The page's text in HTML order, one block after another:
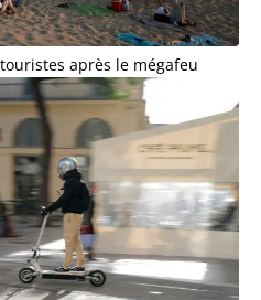
après le mégafeu